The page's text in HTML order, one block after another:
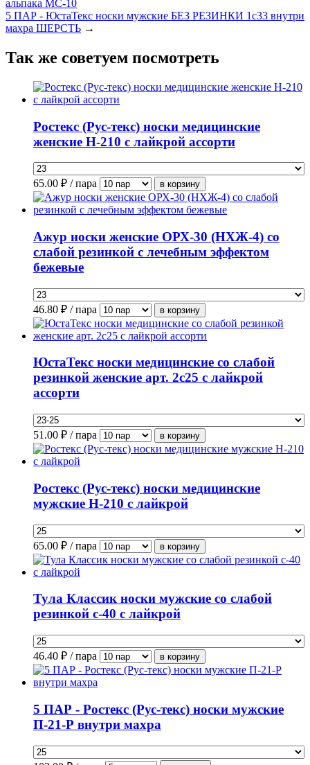
альпака МС-10
5 ПАР - ЮстаТекс носки мужские БЕЗ РЕЗИНКИ 1с33 внутри
махра ШЕРСТЬ →
Так же советуем посмотреть
Ростекс (Рус-текс) носки медицинские
женские Н-210 с лайкрой ассорти
65.00 ₽ / пара
Ажур носки женские ОРХ-30 (НХЖ-4) со
слабой резинкой с лечебным эффектом
бежевые
46.80 ₽ / пара
ЮстаТекс носки медицинские со слабой
резинкой женские арт. 2с25 с лайкрой
ассорти
51.00 ₽ / пара
Ростекс (Рус-текс) носки медицинские
мужские Н-210 с лайкрой
65.00 ₽ / пара
Тула Классик носки мужские со слабой
резинкой с-40 с лайкрой
46.40 ₽ / пара
5 ПАР - Ростекс (Рус-текс) носки мужские
П-21-Р внутри махра